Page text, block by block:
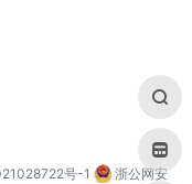
号-1
浙公网安